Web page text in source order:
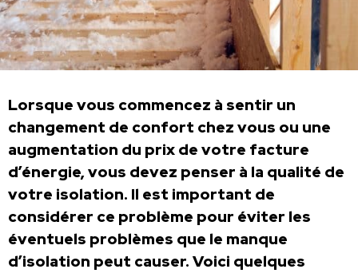
Lorsque vous commencez à sentir un
changement de confort chez vous ou une
augmentation du prix de votre facture
d’énergie, vous devez penser à la qualité de
votre isolation. Il est important de
considérer ce problème pour éviter les
éventuels problèmes que le manque
d’isolation peut causer. Voici quelques